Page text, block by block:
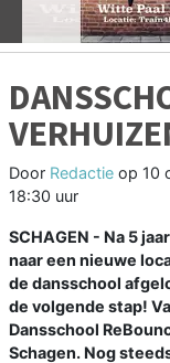
Door Redactie op 10
18:30 uur
SCHAGEN - Na 5
naar een nieuwe
de dansschool
de volgende stap!
Dansschool
Schagen. Nog